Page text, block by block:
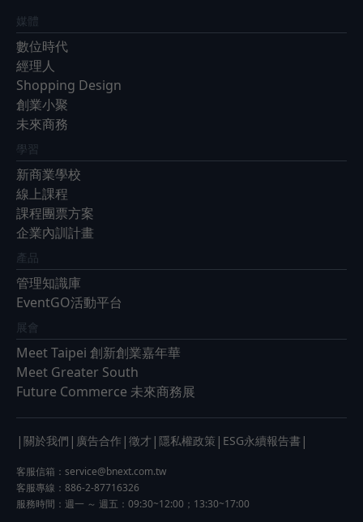
媒體
數位時代
經理人
Shopping Design
創業小聚
未來商務
學習
新商業學校
線上課程
課程團票方案
企業內訓計畫
產品
管理知識庫
EventGO活動平台
展會
Meet Taipei 創新創業嘉年華
Meet Greater South
Future Commerce 未來商務展
| 關於我們 | 廣告合作 | 徵才 | 隱私權政策 | ESG永續報告書 |
客服信箱： service@bnext.com.tw
客服專線：886-2-87716326
服務時間：週一 ～ 週五：09:30~12:00；13:30~17:00